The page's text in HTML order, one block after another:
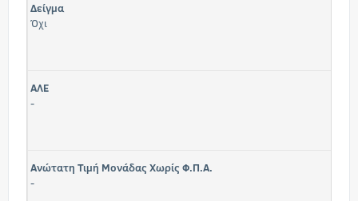
Δείγμα
Όχι
ΑΛΕ
-
Ανώτατη Τιμή Μονάδας Χωρίς Φ.Π.Α.
-